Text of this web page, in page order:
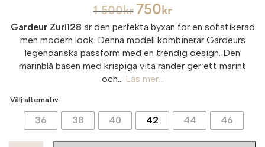
1 500kr 750 kr
Gardeur Zuri128 är den perfekta byxan för en sofistikerad
men modern look. Denna modell kombinerar Gardeurs
legendariska passform med en trendig design. Den
marinblå basen med krispiga vita ränder ger ett marint
och...
Läs mer...
Välj alternativ
36 38 40 42 44 46